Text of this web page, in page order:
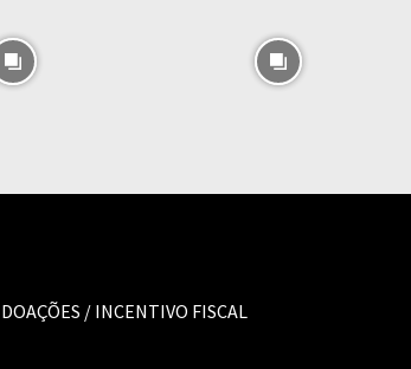
DOAÇÕES / INCENTIVO FISCAL